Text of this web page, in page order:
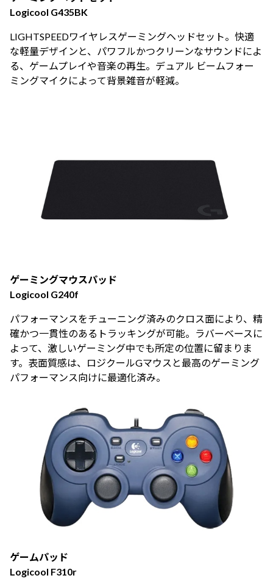
Logicool G435BK
LIGHTSPEEDワイヤレスゲーミングヘッドセット。快適
な軽量デザインと、パワフルかつクリーンなサウンドによ
る、ゲームプレイや音楽の再生。デュアル ビームフォー
ミングマイクによって背景雑音が軽減。
ゲーミングマウスパッド
Logicool G240f
パフォーマンスをチューニング済みのクロス面により、精
確かつ一貫性のあるトラッキングが可能。ラバーベースに
よって、激しいゲーミング中でも所定の位置に留まりま
す。表面質感は、ロジクールGマウスと最高のゲーミング
パフォーマンス向けに最適化済み。
ゲームパッド
Logicool F310r